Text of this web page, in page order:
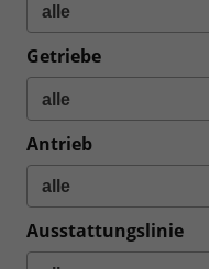
Getriebe
Antrieb
Ausstattungslinie